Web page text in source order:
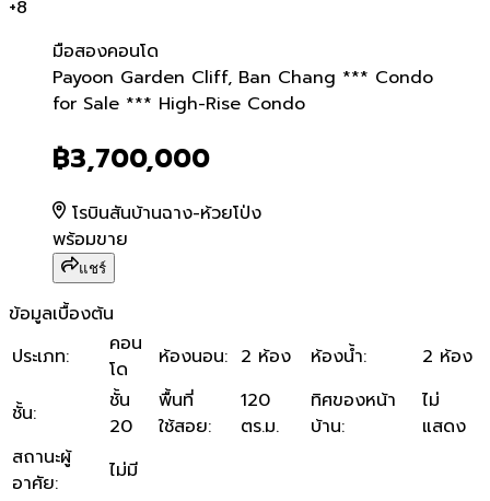
+8
มือสองคอนโด
Payoon Garden Cliff,
Payoon Garden Cliff, Ban Chang *** Condo
for Sale *** High-Rise Condo
฿3,700,000
โรบินสันบ้านฉาง-ห้วยโป่ง
พร้อมขาย
แชร์
ข้อมูลเบื้องต้น
ประเภท:
คอน
โด
ห้องนอน: 2 ห้อง ห้องน้ำ: 2 ห้อง
ชั้น:
ชั้น
20
พื้นที่
ใช้สอย:
120
ตร.ม.
ทิศของหน้า
บ้าน:
ไม่
แสดง
สถานะผู้
อาศัย:
ไม่มี